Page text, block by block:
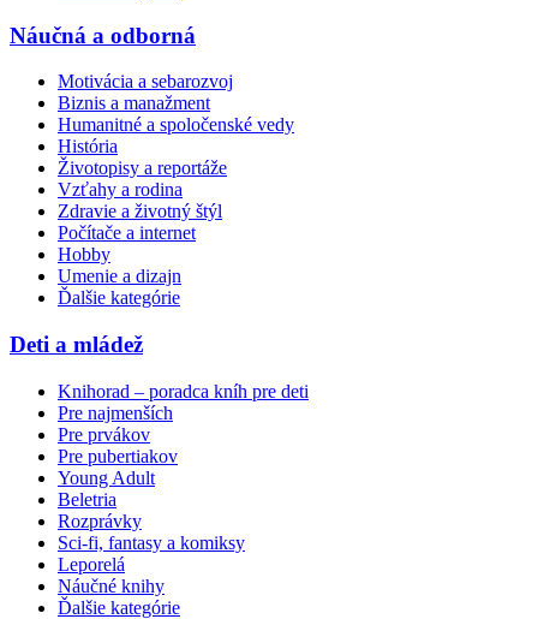
Náučná a odborná
Motivácia a sebarozvoj
Biznis a manažment
Humanitné a spoločenské vedy
História
Životopisy a reportáže
Vzťahy a rodina
Zdravie a životný štýl
Počítače a internet
Hobby
Umenie a dizajn
Ďalšie kategórie
Deti a mládež
Knihorad – poradca kníh pre deti
Pre najmenších
Pre prvákov
Pre pubertiakov
Young Adult
Beletria
Rozprávky
Sci-fi, fantasy a komiksy
Leporelá
Náučné knihy
Ďalšie kategórie